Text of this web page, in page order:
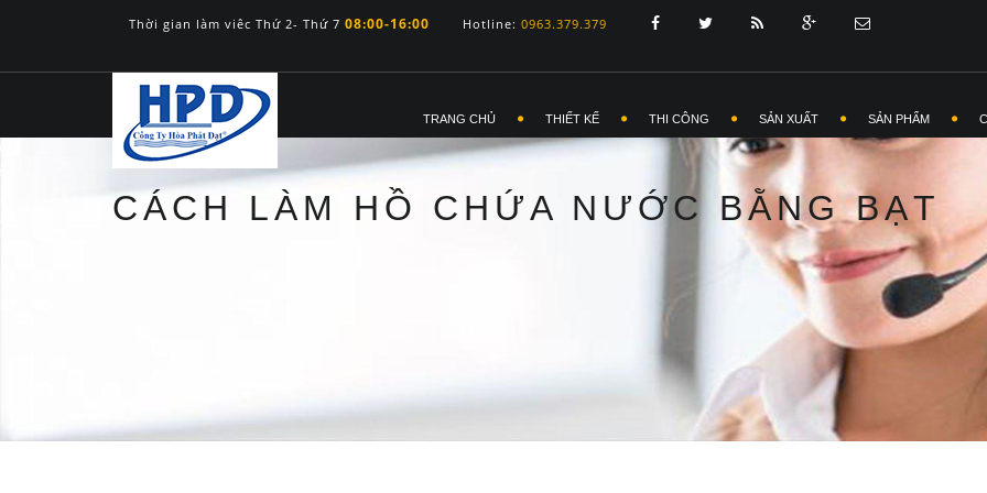
Thời gian làm viêc Thứ 2- Thứ 7 08:00-16:00 Hotline: 0963.379.379
TRANG CHỦ THIẾT KẾ THI CÔNG SẢN XUẤT SẢN PHẨM
CÁCH LÀM HỒ CHỨA NƯỚC BẰNG BẠT